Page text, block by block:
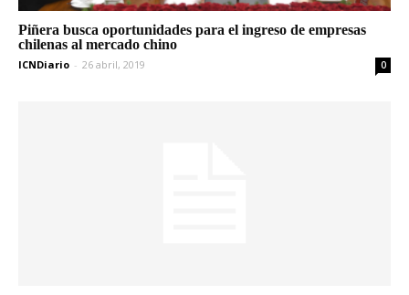
Piñera busca oportunidades para el ingreso de empresas
chilenas al mercado chino
ICNDiario - 26 abril, 2019 0